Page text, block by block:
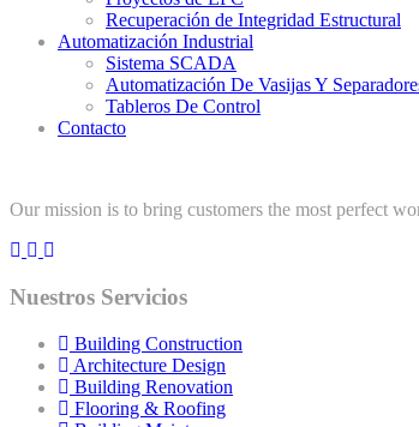
Recuperación de Integridad Estructural
Automatización Industrial
Sistema SCADA
Automatización De Vasijas Y
Tableros De Control
Contacto
Our mission is to bring customers the most perfect
Nuestros Servicios
Building Construction
Architecture Design
Building Renovation
Flooring & Roofing